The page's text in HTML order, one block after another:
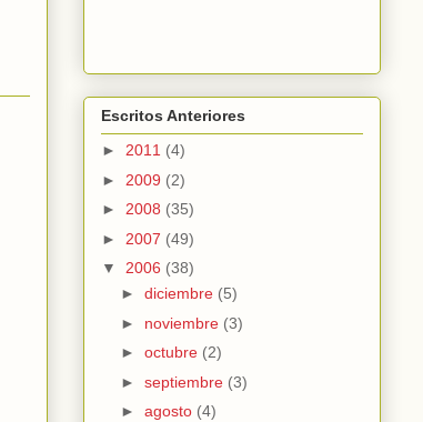
Escritos Anteriores
► 2011 (4)
► 2009 (2)
► 2008 (35)
► 2007 (49)
▼ 2006 (38)
► diciembre (5)
► noviembre (3)
► octubre (2)
► septiembre (3)
► agosto (4)